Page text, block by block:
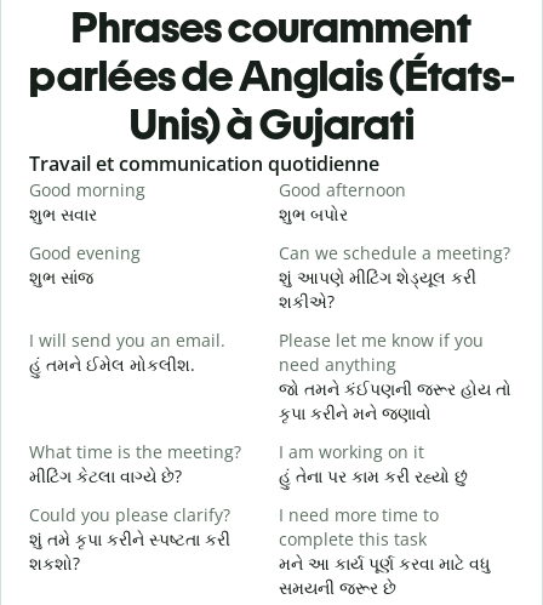
Phrases couramment
parlées de Anglais (États-
Unis) à Gujarati
Slide 1 of 6
Travail et communication quotidienne
Good morning
શુભ સવાર
Good afternoon
શુભ બપોર
Good evening
શુભ સાંજ
Can we schedule a meeting?
શું આપણે મીટિંગ શેડ્યૂલ કરી
શકીએ?
I will send you an email.
હું તમને ઈમેલ મોકલીશ.
Please let me know if you
need anything
જો તમને કંઈપણની જરૂર હોય તો
કૃપા કરીને મને જણાવો
What time is the meeting?
મીટિંગ કેટલા વાગ્યે છે?
I am working on it
હું તેના પર કામ કરી રહ્યો છું
Could you please clarify?
શું તમે કૃપા કરીને સ્પષ્ટતા કરી
શકશો?
I need more time to
complete this task
મને આ કાર્ય પૂર્ણ કરવા માટે વધુ
સમયની જરૂર છે